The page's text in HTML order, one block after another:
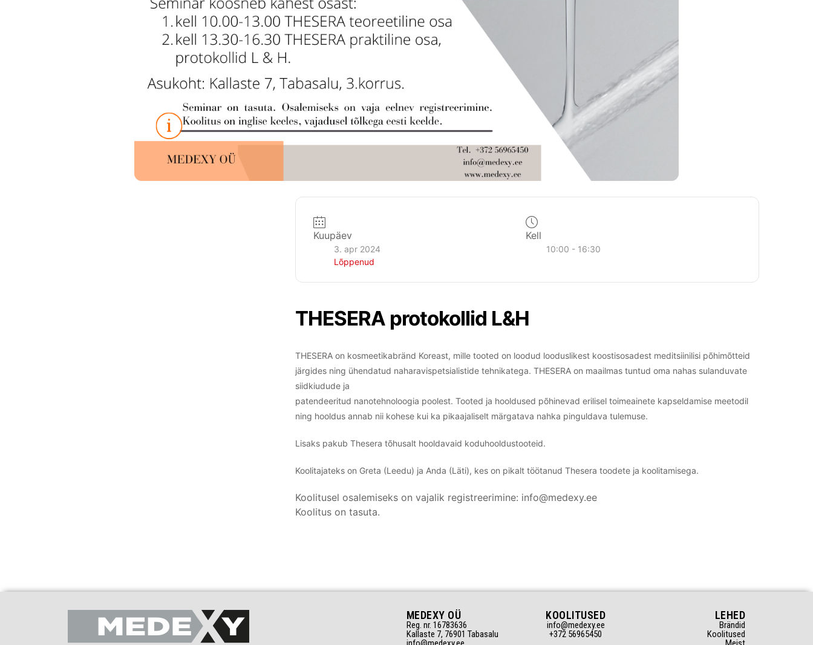
Kuupäev
3. apr 2024
Lõppenud
Kell
10:00 - 16:30
THESERA protokollid L&H
THESERA on kosmeetikabränd Koreast, mille tooted on loodud looduslikest koostisosadest meditsiinilisi põhimõtteid
järgides ning ühendatud naharavispetsialistide tehnikatega. THESERA on maailmas tuntud oma nahas sulanduvate
siidkiudude ja
patendeeritud nanotehnoloogia poolest. Tooted ja hooldused põhinevad erilisel toimeainete kapseldamise meetodil
ning hooldus annab nii kohese kui ka pikaajaliselt märgatava nahka pinguldava tulemuse.
Lisaks pakub Thesera tõhusalt hooldavaid koduhooldustooteid.
Koolitajateks on Greta (Leedu) ja Anda (Läti), kes on pikalt töötanud Thesera toodete ja koolitamisega.
Koolitusel osalemiseks on vajalik registreerimine: info@medexy.ee
Koolitus on tasuta.
MEDEXY OÜ
Reg. nr. 16783636
Kallaste 7, 76901 Tabasalu
KOOLITUSED
info@medexy.ee
+372 56965450
LEHED
Brändid
Koolitused